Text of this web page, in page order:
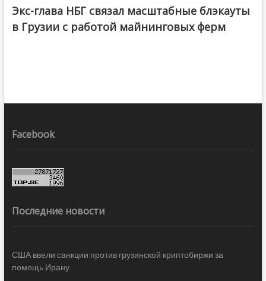
Экс-глава НБГ связал масштабные блэкауты
в Грузии с работой майнинговых ферм
Facebook
Последние новости
США ввели санкции против грузинской криптобиржи за
помощь Ирану